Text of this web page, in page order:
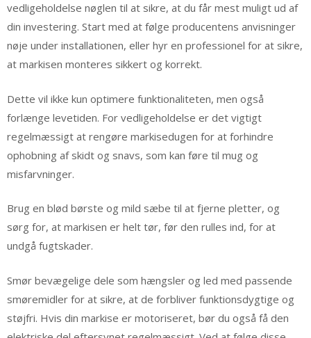
vedligeholdelse nøglen til at sikre, at du får mest muligt ud af
din investering. Start med at følge producentens anvisninger
nøje under installationen, eller hyr en professionel for at sikre,
at markisen monteres sikkert og korrekt.
Dette vil ikke kun optimere funktionaliteten, men også
forlænge levetiden. For vedligeholdelse er det vigtigt
regelmæssigt at rengøre markisedugen for at forhindre
ophobning af skidt og snavs, som kan føre til mug og
misfarvninger.
Brug en blød børste og mild sæbe til at fjerne pletter, og
sørg for, at markisen er helt tør, før den rulles ind, for at
undgå fugtskader.
Smør bevægelige dele som hængsler og led med passende
smøremidler for at sikre, at de forbliver funktionsdygtige og
støjfri. Hvis din markise er motoriseret, bør du også få den